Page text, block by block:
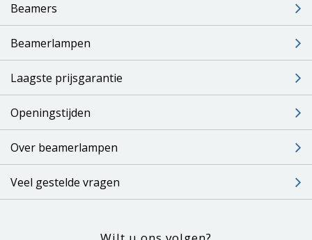
Beamers
Beamerlampen
Laagste prijsgarantie
Openingstijden
Over beamerlampen
Veel gestelde vragen